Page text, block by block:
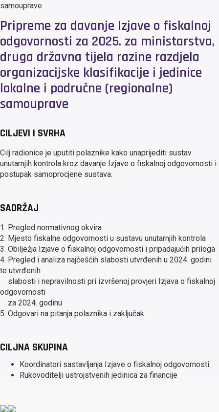
samouprave
Pripreme za davanje Izjave o fiskalnoj
odgovornosti za 2025. za ministarstva,
druga državna tijela razine razdjela
organizacijske klasifikacije i jedinice
lokalne i područne (regionalne)
samouprave
CILJEVI I SVRHA
Cilj radionice je uputiti polaznike kako unaprijediti sustav
unutarnjih kontrola kroz davanje Izjave o fiskalnoj odgovornosti i
postupak samoprocjene sustava.
SADRŽAJ
1. Pregled normativnog okvira
2. Mjesto fiskalne odgovornosti u sustavu unutarnjih kontrola
3. Obilježja Izjave o fiskalnoj odgovornosti i pripadajućih priloga
4. Pregled i analiza najčešćih slabosti utvrđenih u 2024. godini
te utvrđenih
slabosti i nepravilnosti pri izvršenoj provjeri Izjava o fiskalnoj
odgovornosti
za 2024. godinu
5. Odgovari na pitanja polaznika i zaključak
CILJNA SKUPINA
Koordinatori sastavljanja Izjave o fiskalnoj odgovornosti
Rukovoditelji ustrojstvenih jedinica za financije